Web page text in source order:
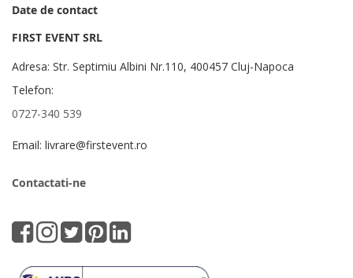
Date de contact
FIRST EVENT SRL
Adresa: Str. Septimiu Albini Nr.110, 400457 Cluj-Napoca
Telefon:
0727-340 539
Email: livrare@firstevent.ro
Contactati-ne